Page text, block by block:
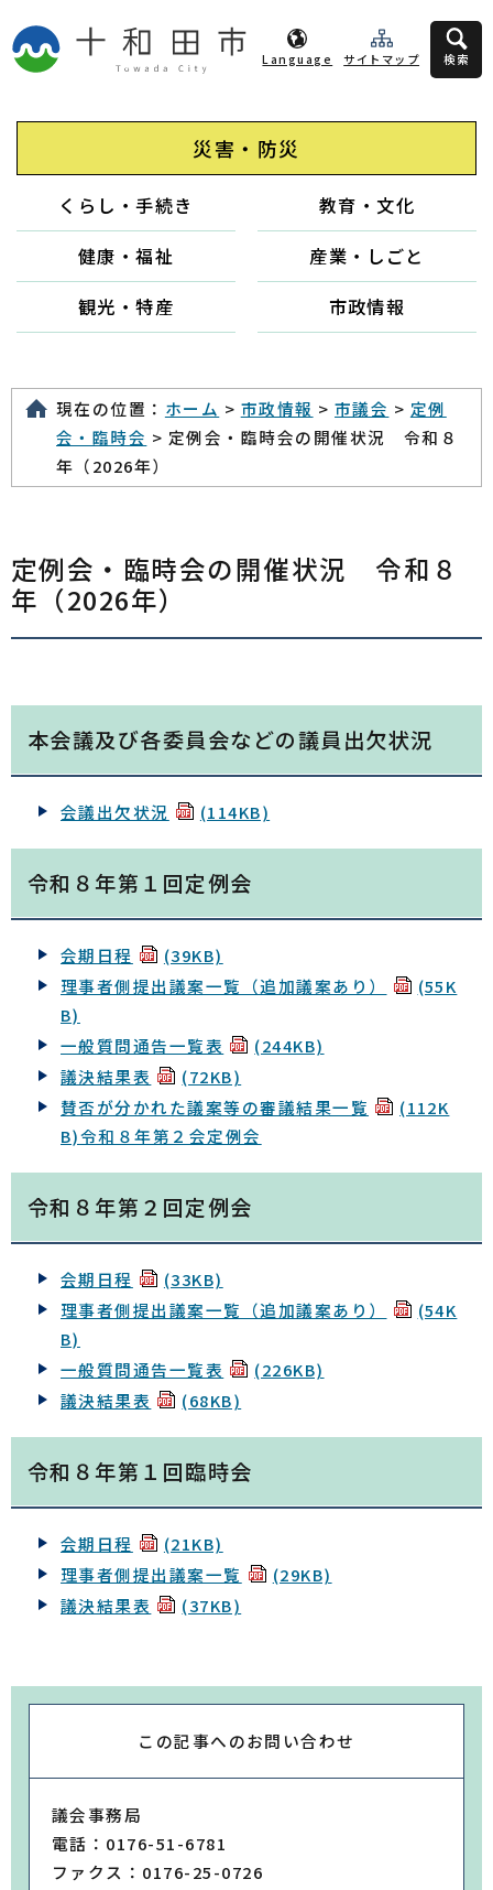
Language サイトマップ 検索
災害・防災
くらし・手続き
教育・文化
健康・福祉
産業・しごと
観光・特産
市政情報
現在の位置： ホーム > 市政情報 > 市議会 > 定例
会・臨時会 > 定例会・臨時会の開催状況 令和８
年（2026年）
定例会・臨時会の開催状況 令和８
年（2026年）
本会議及び各委員会などの議員出欠状況
会議出欠状況 (114KB)
​令和８年第１回定例会
会期日程
(39KB)
理事者側提出議案一覧（追加議案あり）
(55K
B)
一般質問通告一覧表
(244KB)
議決結果表
(72KB)
賛否が分かれた議案等の審議結果一覧
(112K
B)令和８年第２会定例会
令和８年第２回定例会
会期日程
(33KB)
理事者側提出議案一覧（追加議案あり）
(54K
B)
一般質問通告一覧表
(226KB)
議決結果表
(68KB)
令和８年第１回臨時会
会期日程
(21KB)
理事者側提出議案一覧
(29KB)
議決結果表
(37KB)
この記事へのお問い合わせ
議会事務局
電話：0176-51-6781
ファクス：0176-25-0726